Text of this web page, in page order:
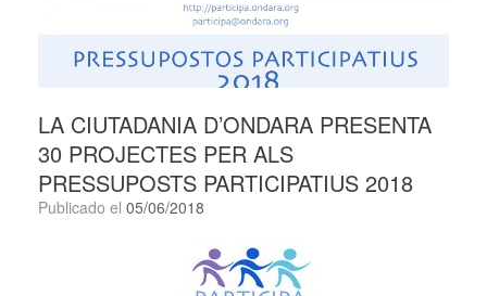
LA CIUTADANIA D’ONDARA PRESENTA
30 PROJECTES PER ALS
PRESSUPOSTS PARTICIPATIUS 2018
Publicado el 05/06/2018